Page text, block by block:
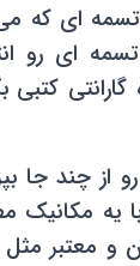
تسمه ای که
ای رو
گارانتی
تسمه تایم
206، حتما
معتبر مثل